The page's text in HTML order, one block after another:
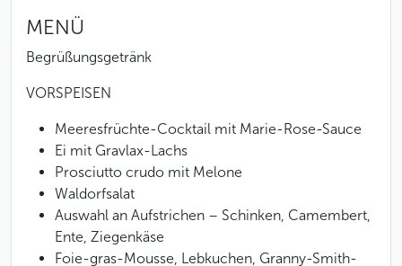
MENÜ
Begrüßungsgetränk
VORSPEISEN
Meeresfrüchte-Cocktail mit Marie-Rose-Sauce
Ei mit Gravlax-Lachs
Prosciutto crudo mit Melone
Waldorfsalat
Auswahl an Aufstrichen – Schinken, Camembert,
Ente, Ziegenkäse
Foie-gras-Mousse, Lebkuchen, Granny-Smith-